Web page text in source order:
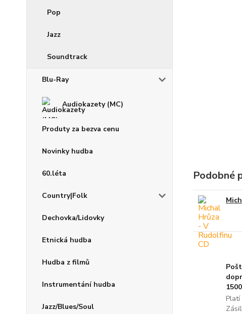
Pop
Jazz
Soundtrack
Blu-Ray
Audiokazety (MC)
Produty za bezva cenu
Novinky hudba
60.léta
Country|Folk
Dechovka/Lidovky
Etnická hudba
Hudba z filmů
Instrumentání hudba
Jazz/Blues/Soul
Podobné
Platí